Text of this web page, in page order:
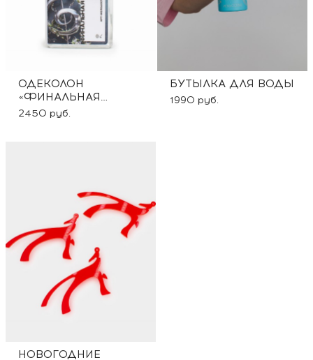
ОДЕКОЛОН
«ФИНАЛЬНАЯ
ПЕСНЯ»
2450 руб.
БУТЫЛКА ДЛЯ ВОДЫ
1990 руб.
НОВОГОДНИЕ